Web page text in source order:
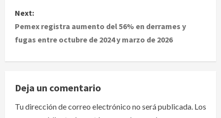
t
n
i
g
Next:
Pemex registra aumento del 56% en derrames y
fugas entre octubre de 2024 y marzo de 2026
Deja un comentario
Tu dirección de correo electrónico no será publicada. Los